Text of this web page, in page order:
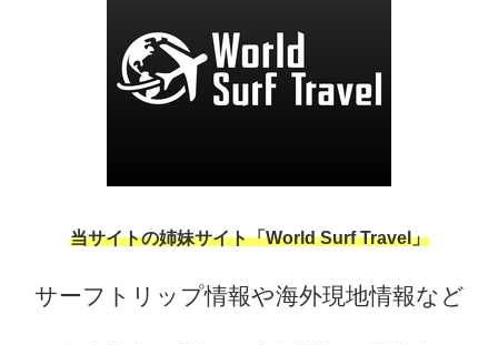
当サイトの姉妹サイト「World Surf Travel」
サーフトリップ情報や海外現地情報など